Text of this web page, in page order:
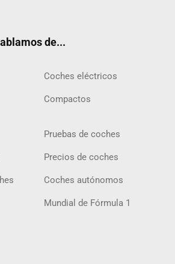
de...
Coches eléctricos
Compactos
Pruebas de coches
Precios de coches
Coches autónomos
Mundial de Fórmula 1